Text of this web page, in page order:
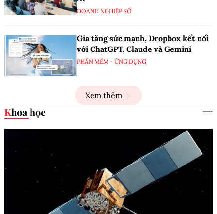
DOANH NGHIỆP SỐ
Gia tăng sức mạnh, Dropbox kết nối
với ChatGPT, Claude và Gemini
PHẦN MỀM - ỨNG DỤNG
Xem thêm
Khoa học